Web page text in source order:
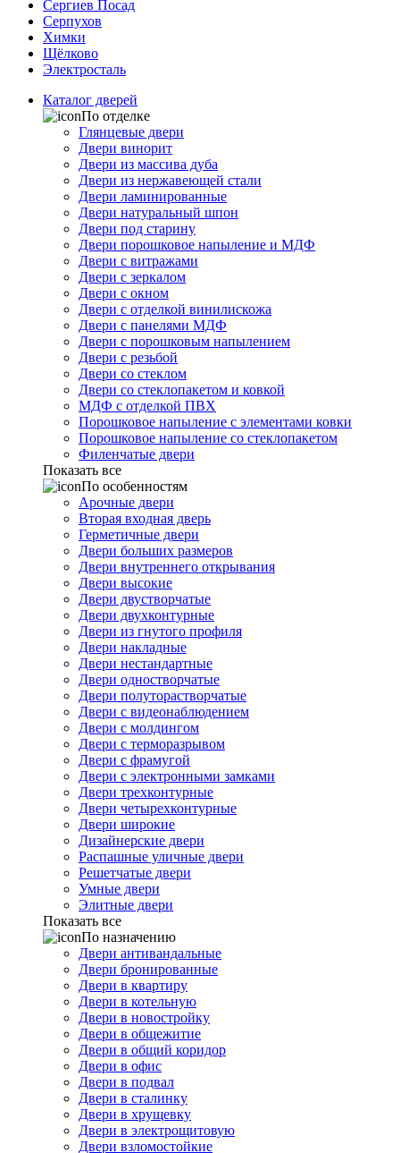
Сергиев Посад
Серпухов
Химки
Щёлково
Электросталь
Каталог дверей
По отделке
Глянцевые двери
Двери винорит
Двери из массива дуба
Двери из нержавеющей стали
Двери ламинированные
Двери натуральный шпон
Двери под старину
Двери порошковое напыление и МДФ
Двери с витражами
Двери с зеркалом
Двери с окном
Двери с отделкой винилискожа
Двери с панелями МДФ
Двери с порошковым напылением
Двери с резьбой
Двери со стеклом
Двери со стеклопакетом и ковкой
МДФ с отделкой ПВХ
Порошковое напыление с элементами ковки
Порошковое напыление со стеклопакетом
Филенчатые двери
Показать все
По особенностям
Арочные двери
Вторая входная дверь
Герметичные двери
Двери больших размеров
Двери внутреннего открывания
Двери высокие
Двери двустворчатые
Двери двухконтурные
Двери из гнутого профиля
Двери накладные
Двери нестандартные
Двери одностворчатые
Двери полуторастворчатые
Двери с видеонаблюдением
Двери с молдингом
Двери с терморазрывом
Двери с фрамугой
Двери с электронными замками
Двери трехконтурные
Двери четырехконтурные
Двери широкие
Дизайнерские двери
Распашные уличные двери
Решетчатые двери
Умные двери
Элитные двери
Показать все
По назначению
Двери антивандальные
Двери бронированные
Двери в квартиру
Двери в котельную
Двери в новостройку
Двери в общежитие
Двери в общий коридор
Двери в офис
Двери в подвал
Двери в сталинку
Двери в хрущевку
Двери в электрощитовую
Двери взломостойкие